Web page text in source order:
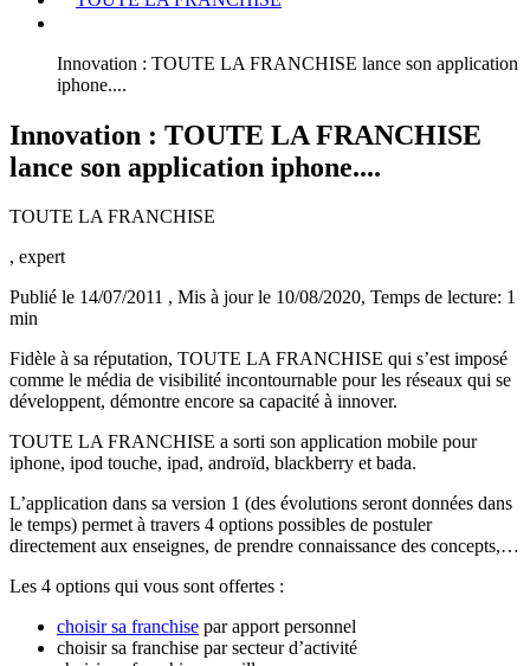
Innovation : TOUTE LA FRANCHISE lance son application
iphone....
Innovation : TOUTE LA FRANCHISE
lance son application iphone....
TOUTE LA FRANCHISE
, expert
Publié le 14/07/2011 , Mis à jour le 10/08/2020, Temps de lecture: 1
min
Fidèle à sa réputation, TOUTE LA FRANCHISE qui s’est imposé
comme le média de visibilité incontournable pour les réseaux qui se
développent, démontre encore sa capacité à innover.
TOUTE LA FRANCHISE a sorti son application mobile pour
iphone, ipod touche, ipad, androïd, blackberry et bada.
L’application dans sa version 1 (des évolutions seront données dans
le temps) permet à travers 4 options possibles de postuler
directement aux enseignes, de prendre connaissance des concepts,…
Les 4 options qui vous sont offertes :
choisir sa franchise par apport personnel
choisir sa franchise par secteur d’activité